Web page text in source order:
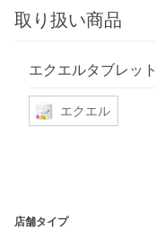
取り扱い商品
エクエルタブレット
エクエル
店舗タイプ